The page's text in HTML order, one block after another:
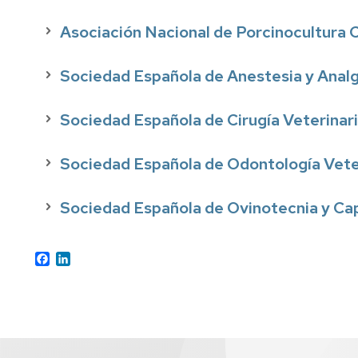
Asociación Nacional de Porcinocultura
Sociedad Española de Anestesia y
Sociedad Española de Cirugía
Sociedad Española de Odontología
Sociedad Española de Ovinotecnia y
Facebook